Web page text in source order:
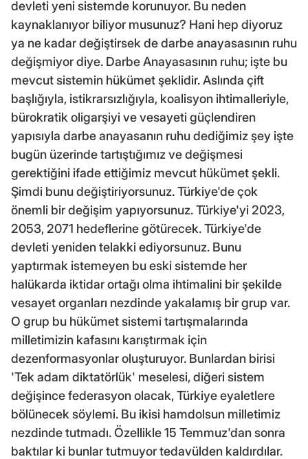
devleti yeni sistemde korunuyor. Bu neden
kaynaklanıyor biliyor musunuz? Hani hep diyoruz
ya ne kadar değiştirsek de darbe anayasasının ruhu
değişmiyor diye. Darbe Anayasasının ruhu; işte bu
mevcut sistemin hükümet şeklidir. Aslında çift
başlığıyla, istikrarsızlığıyla, koalisyon ihtimalleriyle,
bürokratik oligarşiyi ve vesayeti güçlendiren
yapısıyla darbe anayasanın ruhu dediğimiz şey işte
bugün üzerinde tartıştığımız ve değişmesi
gerektiğini ifade ettiğimiz mevcut hükümet şekli.
Şimdi bunu değiştiriyorsunuz. Türkiye'de çok
önemli bir değişim yapıyorsunuz. Türkiye'yi 2023,
2053, 2071 hedeflerine götürecek. Türkiye'de
devleti yeniden telakki ediyorsunuz. Bunu
yaptırmak istemeyen bu eski sistemde her
halükarda iktidar ortağı olma ihtimalini bir şekilde
vesayet organları nezdinde yakalamış bir grup var.
O grup bu hükümet sistemi tartışmalarında
milletimizin kafasını karıştırmak için
dezenformasyonlar oluşturuyor. Bunlardan birisi
'Tek adam diktatörlük' meselesi, diğeri sistem
değişince federasyon olacak, Türkiye eyaletlere
bölünecek söylemi. Bu ikisi hamdolsun milletimiz
nezdinde tutmadı. Özellikle 15 Temmuz'dan sonra
baktılar ki bunlar tutmuyor tedavülden kaldırdılar.